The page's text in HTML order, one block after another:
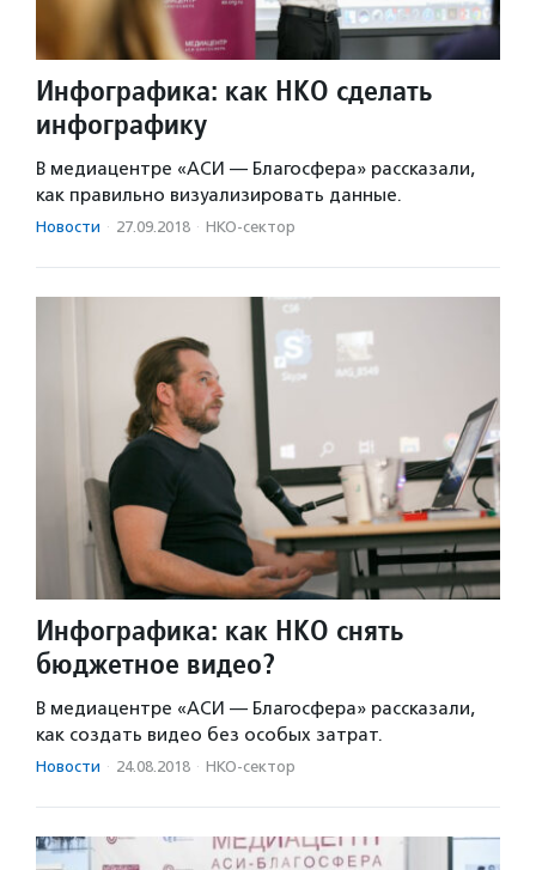
Инфографика: как НКО сделать
инфографику
В медиацентре «АСИ — Благосфера» рассказали,
как правильно визуализировать данные.
Новости · 27.09.2018 · НКО-сектор
Инфографика: как НКО снять
бюджетное видео?
В медиацентре «АСИ — Благосфера» рассказали,
как создать видео без особых затрат.
Новости · 24.08.2018 · НКО-сектор